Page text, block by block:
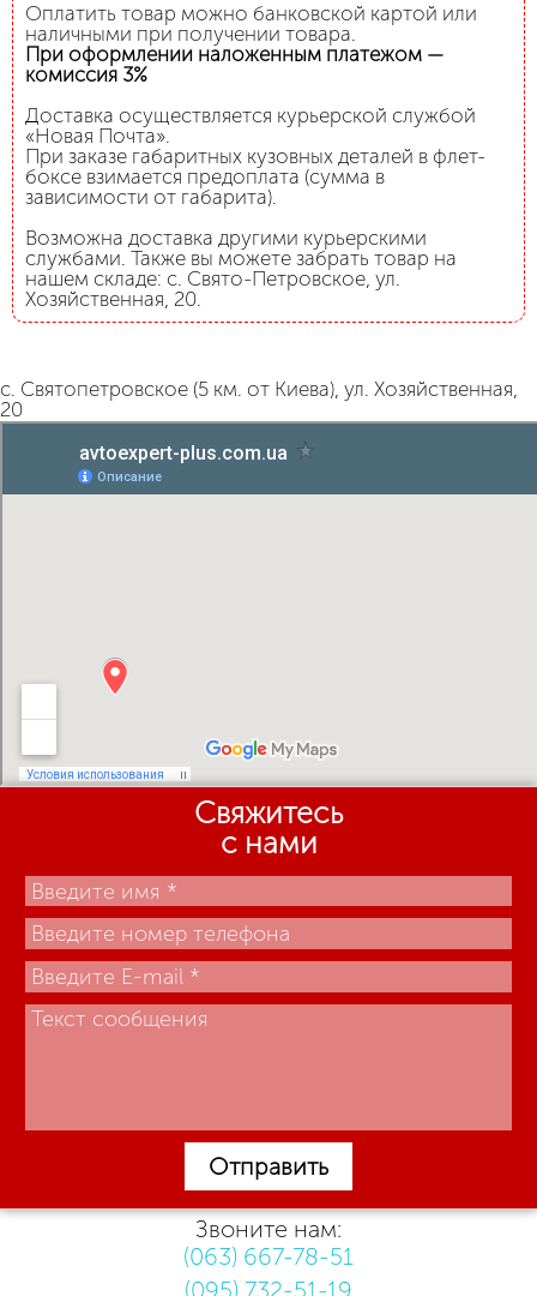
Оплатить товар можно банковской картой или
наличными при получении товара.
При оформлении наложенным платежом —
комиссия 3%
Доставка осуществляется курьерской службой
«Новая Почта».
При заказе габаритных кузовных деталей в флет-
боксе взимается предоплата (сумма в
зависимости от габарита).
Возможна доставка другими курьерскими
службами. Также вы можете забрать товар на
нашем складе: с. Свято-Петровское, ул.
Хозяйственная, 20.
с. Святопетровское (5 км. от Киева), ул. Хозяйственная,
20
Свяжитесь
с нами
Отправить
Звоните нам:
(063) 667-78-51